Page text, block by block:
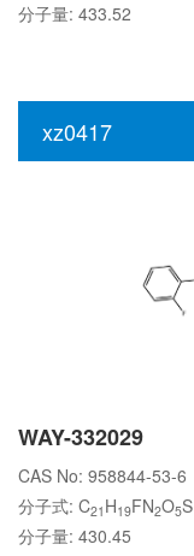
分子量: 433.52
xz0417
WAY-332029
CAS No: 958844-53-6
分子式: C21 H19FN2O5S
分子量: 430.45